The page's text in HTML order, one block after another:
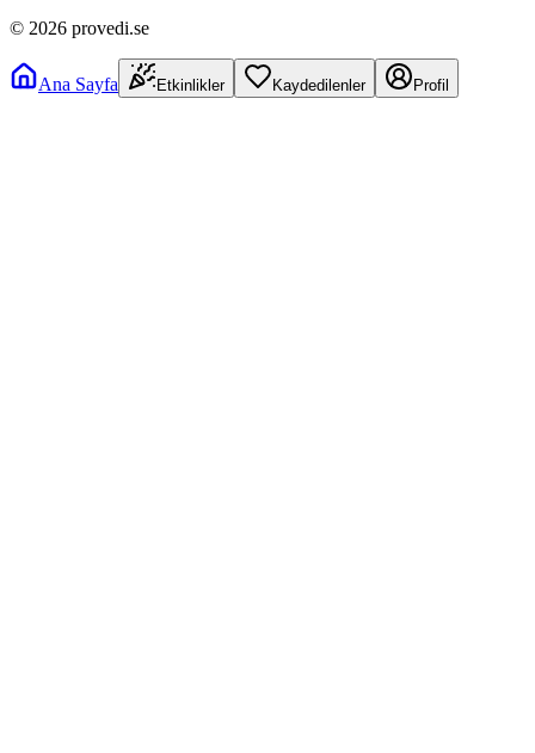
© 2026 provedi.se
Ana Sayfa Etkinlikler Kaydedilenler Profil